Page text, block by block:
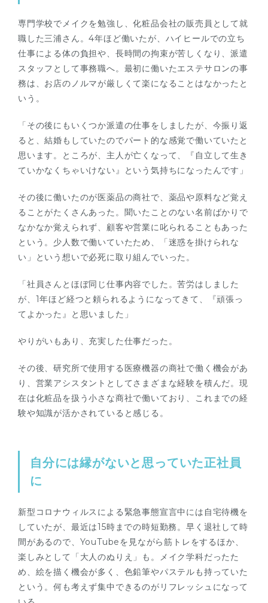
専門学校でメイクを勉強し、化粧品会社の販売員として就
職した三浦さん。4年ほど働いたが、ハイヒールでの立ち
仕事による体の負担や、長時間の拘束が苦しくなり、派遣
スタッフとして事務職へ。最初に働いたエステサロンの事
務は、お店のノルマが厳しくて楽になることはなかったと
いう。
「その後にもいくつか派遣の仕事をしましたが、今振り返
ると、結婚もしていたのでパート的な感覚で働いていたと
思います。ところが、主人が亡くなって、『自立して生き
ていかなくちゃいけない』という気持ちになったんです」
その後に働いたのが医薬品の商社で、薬品や原料など覚え
ることがたくさんあった。聞いたことのない名前ばかりで
なかなか覚えられず、顧客や営業に叱られることもあった
という。少人数で働いていたため、「迷惑を掛けられな
い」という想いで必死に取り組んでいった。
「社員さんとほぼ同じ仕事内容でした。苦労はしました
が、1年ほど経つと頼られるようになってきて、『頑張っ
てよかった』と思いました」
やりがいもあり、充実した仕事だった。
その後、研究所で使用する医療機器の商社で働く機会があ
り、営業アシスタントとしてさまざまな経験を積んだ。現
在は化粧品を扱う小さな商社で働いており、これまでの経
験や知識が活かされていると感じる。
自分には縁がないと思っていた正社員
に
新型コロナウィルスによる緊急事態宣言中には自宅待機を
していたが、最近は15時までの時短勤務。早く退社して時
間があるので、YouTubeを見ながら筋トレをするほか、
楽しみとして「大人のぬりえ」も。メイク学科だったた
め、絵を描く機会が多く、色鉛筆やパステルも持っていた
という。何も考えず集中できるのがリフレッシュになって